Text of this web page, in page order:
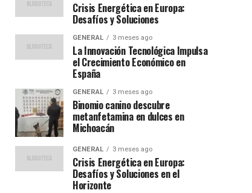
Crisis Energética en Europa:
Desafíos y Soluciones
GENERAL 3 meses ago
La Innovación Tecnológica Impulsa
el Crecimiento Económico en
España
GENERAL 3 meses ago
Binomio canino descubre
metanfetamina en dulces en
Michoacán
GENERAL 3 meses ago
Crisis Energética en Europa:
Desafíos y Soluciones en el
Horizonte